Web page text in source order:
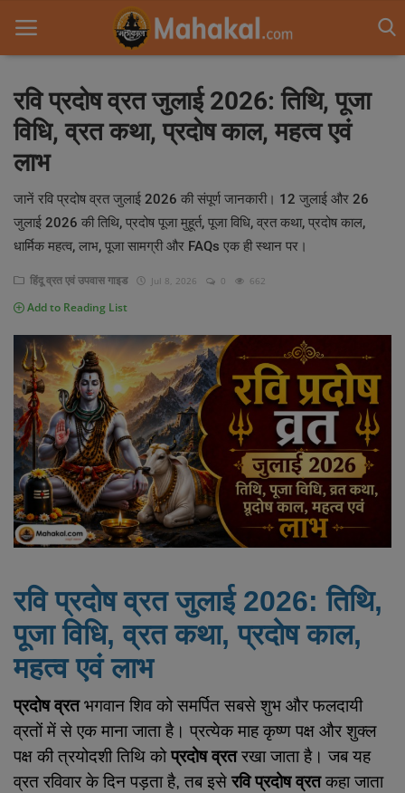
Home
Contact
आध्यात्मिक यात्रा
ज्योतिष
Gallery
वास्तु
पौराणिक कथा
साप्ताहिक व्रत कथा
प्रदोष व्रत कथा
गोचर
ज्योतिष लेख
धार्मिक लेख
Login
Register
Hindi
रवि प्रदोष व्रत जुलाई 2026: तिथि, पूजा
विधि, व्रत कथा, प्रदोष काल, महत्व एवं
लाभ
जानें रवि प्रदोष व्रत जुलाई 2026 की संपूर्ण जानकारी। 12 जुलाई और 26
जुलाई 2026 की तिथि, प्रदोष पूजा मुहूर्त, पूजा विधि, व्रत कथा, प्रदोष काल,
धार्मिक महत्व, लाभ, पूजा सामग्री और FAQs एक ही स्थान पर।
हिंदू व्रत एवं उपवास गाइड Jul 8, 2026 0 662
Add to Reading List
रवि प्रदोष व्रत जुलाई 2026: तिथि,
पूजा विधि, व्रत कथा, प्रदोष काल,
महत्व एवं लाभ
प्रदोष व्रतभगवान शिव को समर्पित सबसे शुभ और फलदायी
व्रतों में से एक माना जाता है। प्रत्येक माह कृष्ण पक्ष और शुक्ल
पक्ष की त्रयोदशी तिथि कोप्रदोष व्रतरखा जाता है। जब यह
व्रत रविवार के दिन पड़ता है, तब इसेरवि प्रदोष व्रतकहा जाता